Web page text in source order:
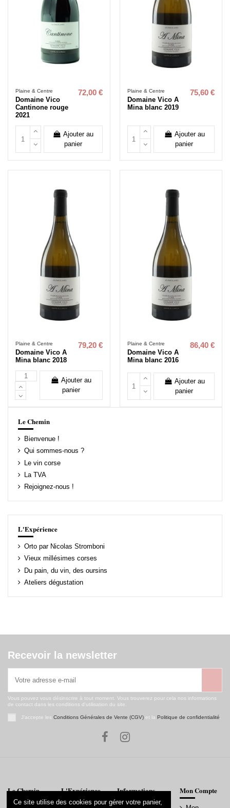
Plaine & Centre
Domaine Vico
Cantinone rouge
2021
72,00 €
Ajouter au
panier
Plaine & Centre
Domaine Vico A
Mina blanc 2019
75,60 €
Ajouter au
panier
Plaine & Centre
Domaine Vico A
Mina blanc 2018
79,20 €
Ajouter au
panier
Plaine & Centre
Domaine Vico A
Mina blanc 2016
86,40 €
Ajouter au
panier
Le Chemin
Bienvenue !
Qui sommes-nous ?
Le vin corse
La TVA
Rejoignez-nous !
L'Expérience
Orto par Nicolas Stromboni
Vieux millésimes corses
Du pain, du vin, des oursins
Ateliers dégustation
Recevoir la newsletter
Vous pouvez vous désinscrire à tout moment. Vous trouverez pour cela nos informations
de contact dans les conditions d'utilisation du site.
J'accepte les Conditions Générales de Vente (CGV)et la Politique de confidentialité
Le Chemin L'Expérience Informations Mon Compte
Ce site utilise des cookies pour gérer votre panier,